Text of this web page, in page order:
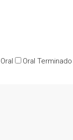
Oral Oral Terminado